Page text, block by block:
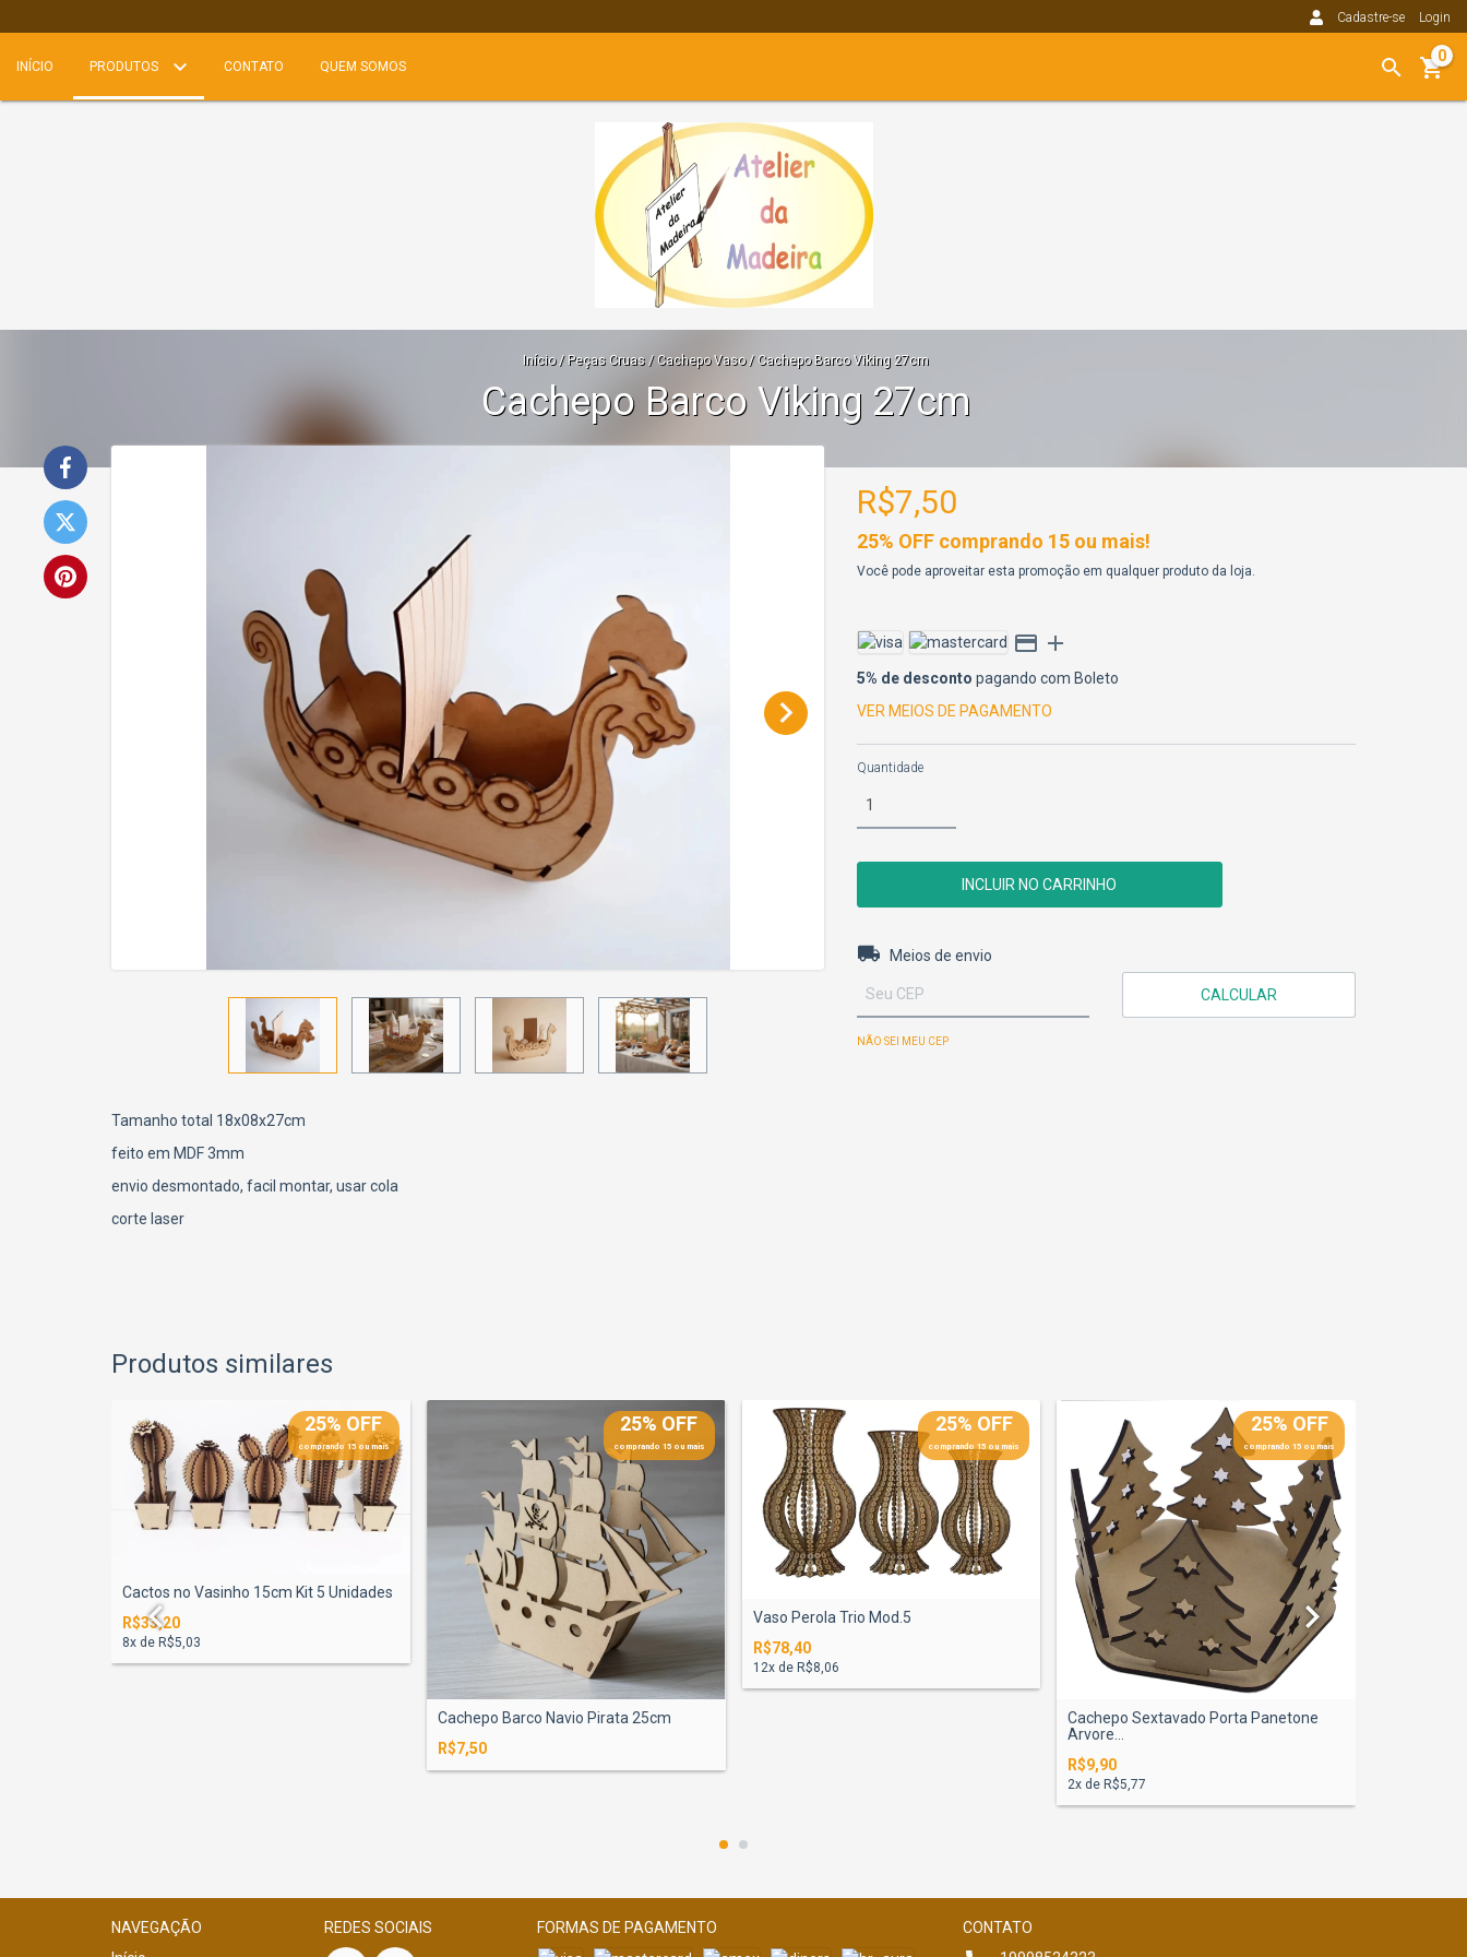
Cadastre-se Login
INÍCIO PRODUTOS CONTATO QUEM SOMOS
0
Início / Peças Cruas / Cachepo Vaso / Cachepo Barco Viking 27cm
Cachepo Barco Viking 27cm
R$7,50
25% OFF comprando 15 ou mais!
Você pode aproveitar esta promoção em qualquer produto da loja.
5% de desconto pagando com Boleto
VER MEIOS DE PAGAMENTO
Quantidade
Entregas para o CEP:
Meios de envio
CALCULAR
NÃO SEI MEU CEP
Tamanho total 18x08x27cm
feito em MDF 3mm
envio desmontado, facil montar, usar cola
corte laser
Produtos similares
25% OFF
comprando 15 ou mais
Cactos no Vasinho 15cm Kit 5 Unidades
R$33,20
8x de R$5,03
25% OFF
comprando 15 ou mais
Cachepo Barco Navio Pirata 25cm
R$7,50
25% OFF
comprando 15 ou mais
Vaso Perola Trio Mod.5
R$78,40
12x de R$8,06
25% OFF
comprando 15 ou mais
Cachepo Sextavado Porta Panetone
Arvore...
R$9,90
2x deR$5,77
NAVEGAÇÃO
REDES SOCIAIS FORMAS DE PAGAMENTO
CONTATO